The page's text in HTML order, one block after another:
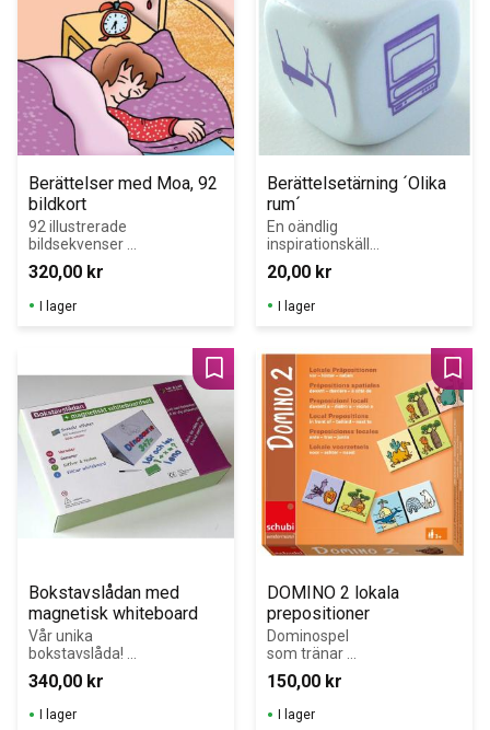
Berättelser med Moa, 92
bildkort
92 illustrerade
bildsekvenser
för språkträning
och berättande.
Stimulerar
fantasi och
320,00 kr
I lager
Berättelsetärning ´Olika
rum´
En oändlig
inspirationskälla
för
språkinlärning
20,00 kr
I lager
Bokstavslådan med
magnetisk whiteboard
Vår unika
bokstavslåda!
Perfekt för
individuell
träning och
grupparbete!
340,00 kr
Lägg till i favoriter
I lager
DOMINO 2 lokala
prepositioner
Dominospel
som tränar
lokala
prepositioner
genom lek och
bildstöd.
150,00 kr
I lager